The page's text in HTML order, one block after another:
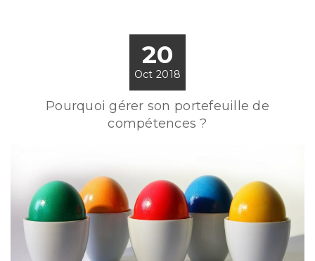
20
Oct 2018
Pourquoi gérer son portefeuille de
compétences ?